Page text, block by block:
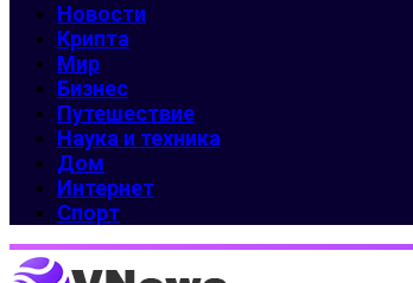
Новости
Крипта
Мир
Бизнес
Путешествие
Наука и техника
Дом
Интернет
Спорт